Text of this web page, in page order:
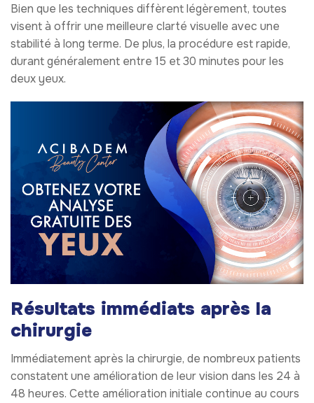
Bien que les techniques diffèrent légèrement, toutes
visent à offrir une meilleure clarté visuelle avec une
stabilité à long terme. De plus, la procédure est rapide,
durant généralement entre 15 et 30 minutes pour les
deux yeux.
Résultats immédiats après la
chirurgie
Immédiatement après la chirurgie, de nombreux patients
constatent une amélioration de leur vision dans les 24 à
48 heures. Cette amélioration initiale continue au cours